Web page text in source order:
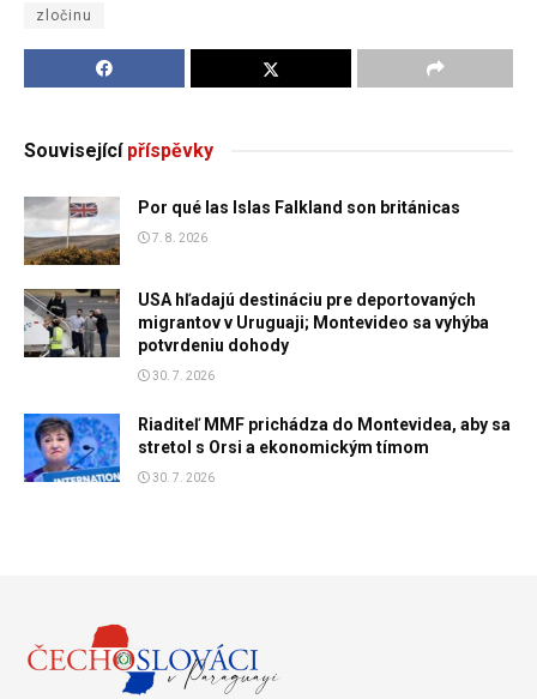
zločinu
Souvisejícípříspěvky
Por qué las Islas Falkland son británicas
7. 8. 2026
USA hľadajú destináciu pre deportovaných
migrantov v Uruguaji; Montevideo sa vyhýba
potvrdeniu dohody
30. 7. 2026
Riaditeľ MMF prichádza do Montevidea, aby sa
stretol s Orsi a ekonomickým tímom
30. 7. 2026